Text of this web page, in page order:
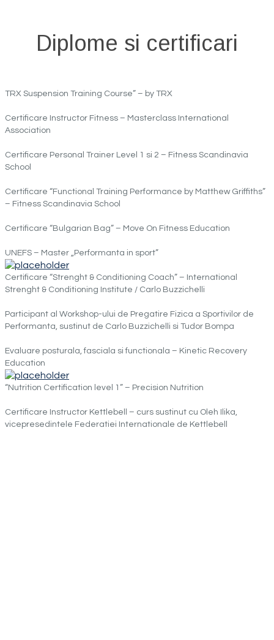
Diplome si certificari
TRX Suspension Training Course” – by TRX
Certificare Instructor Fitness – Masterclass International
Association
Certificare Personal Trainer Level 1 si 2 – Fitness Scandinavia
School
Certificare “Functional Training Performance by Matthew Griffiths”
– Fitness Scandinavia School
Certificare “Bulgarian Bag” – Move On Fitness Education
UNEFS – Master „Performanta in sport”
Certificare “Strenght & Conditioning Coach” – International
Strenght & Conditioning Institute / Carlo Buzzichelli
Participant al Workshop-ului de Pregatire Fizica a Sportivilor de
Performanta, sustinut de Carlo Buzzichelli si Tudor Bompa
Evaluare posturala, fasciala si functionala – Kinetic Recovery
Education
“Nutrition Certification level 1” – Precision Nutrition
Certificare Instructor Kettlebell – curs sustinut cu Oleh Ilika,
vicepresedintele Federatiei Internationale de Kettlebell